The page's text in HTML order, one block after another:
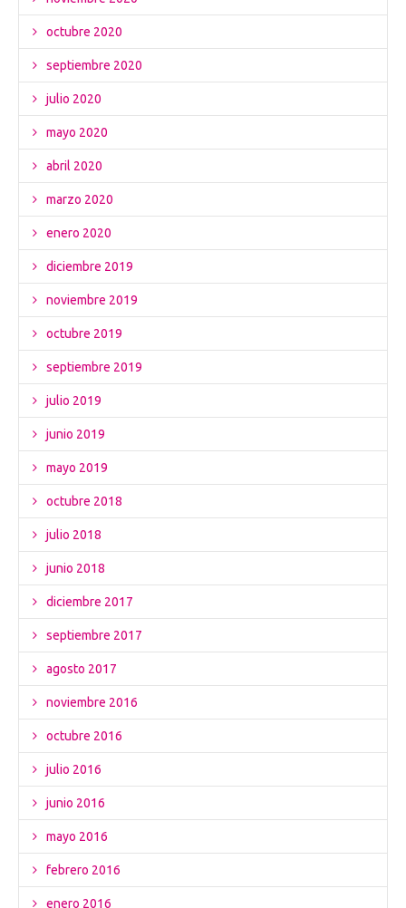
octubre 2020
septiembre 2020
julio 2020
mayo 2020
abril 2020
marzo 2020
enero 2020
diciembre 2019
noviembre 2019
octubre 2019
septiembre 2019
julio 2019
junio 2019
mayo 2019
octubre 2018
julio 2018
junio 2018
diciembre 2017
septiembre 2017
agosto 2017
noviembre 2016
octubre 2016
julio 2016
junio 2016
mayo 2016
febrero 2016
enero 2016